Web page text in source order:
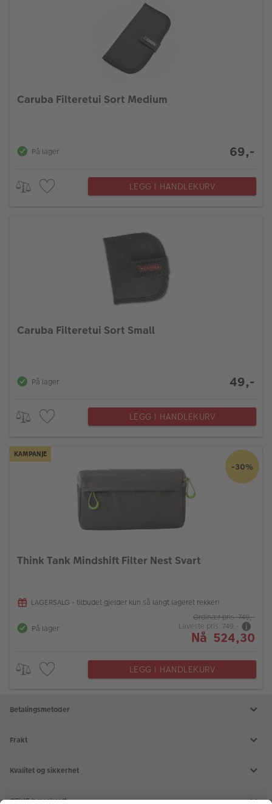
Caruba Filteretui Sort Medium
På lager 69,-
LEGG I HANDLEKURV
Caruba Filteretui Sort Small
På lager 49,-
LEGG I HANDLEKURV
KAMPANJE
-30%
Think Tank Mindshift Filter Nest Svart
LAGERSALG - tilbudet gjelder kun så langt lageret rekker!
På lager
Ordinær pris 749,-
Laveste pris 749,-
Nå 524,30
LEGG I HANDLEKURV
Betalingsmetoder
Frakt
Kvalitet og sikkerhet
CEWE bærekraft